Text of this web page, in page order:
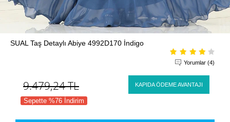
SUAL Taş Detaylı Abiye 4992D170 İndigo
Yorumlar (4)
9.479,24TL KAPIDA ÖDEME AVANTAJI
Sepette %76 İndirim